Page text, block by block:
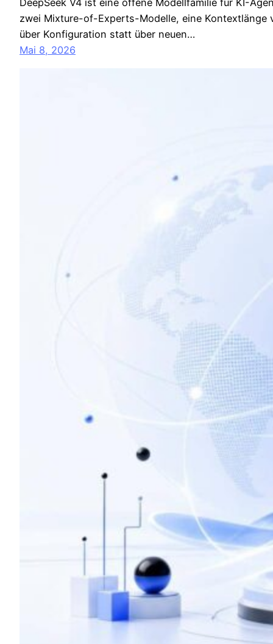
DeepSeek V4 ist eine offene Modellfamilie für KI-
zwei Mixture-of-Experts-Modelle, eine
über Konfiguration statt über neuen…
Mai 8, 2026